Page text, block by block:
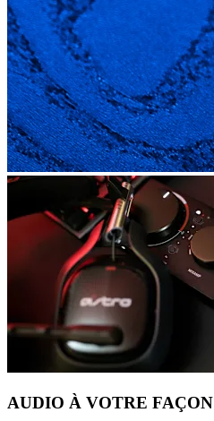
AUDIO À VOTRE FAÇON